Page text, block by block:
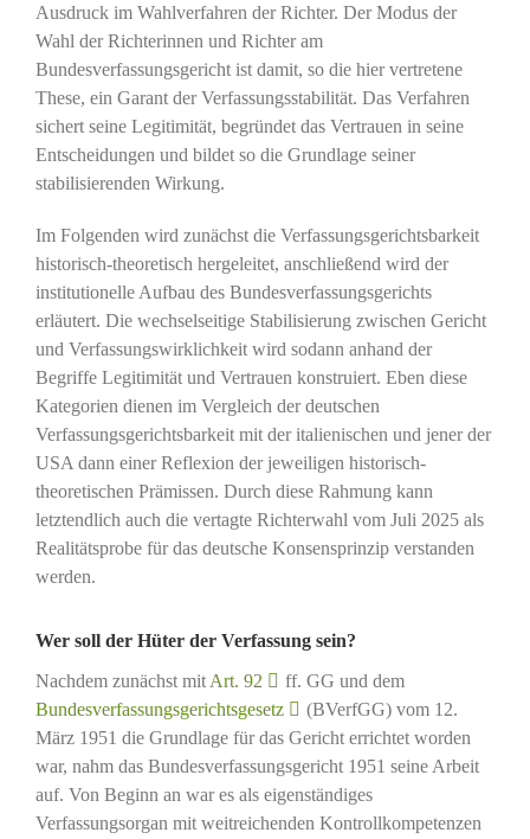
Ausdruck im Wahlverfahren der Richter. Der Modus der
Wahl der Richterinnen und Richter am
Bundesverfassungsgericht ist damit, so die hier vertretene
These, ein Garant der Verfassungsstabilität. Das Verfahren
sichert seine Legitimität, begründet das Vertrauen in seine
Entscheidungen und bildet so die Grundlage seiner
stabilisierenden Wirkung.
Im Folgenden wird zunächst die Verfassungsgerichtsbarkeit
historisch-theoretisch hergeleitet, anschließend wird der
institutionelle Aufbau des Bundesverfassungsgerichts
erläutert. Die wechselseitige Stabilisierung zwischen Gericht
und Verfassungswirklichkeit wird sodann anhand der
Begriffe Legitimität und Vertrauen konstruiert. Eben diese
Kategorien dienen im Vergleich der deutschen
Verfassungsgerichtsbarkeit mit der italienischen und jener der
USA dann einer Reflexion der jeweiligen historisch-
theoretischen Prämissen. Durch diese Rahmung kann
letztendlich auch die vertagte Richterwahl vom Juli 2025 als
Realitätsprobe für das deutsche Konsensprinzip verstanden
werden.
Wer soll der Hüter der Verfassung sein?
Nachdem zunächst mit Art. 92
ff. GG und dem
Bundesverfassungsgerichtsgesetz
(BVerfGG) vom 12.
März 1951 die Grundlage für das Gericht errichtet worden
war, nahm das Bundesverfassungsgericht 1951 seine Arbeit
auf. Von Beginn an war es als eigenständiges
Verfassungsorgan mit weitreichenden Kontrollkompetenzen